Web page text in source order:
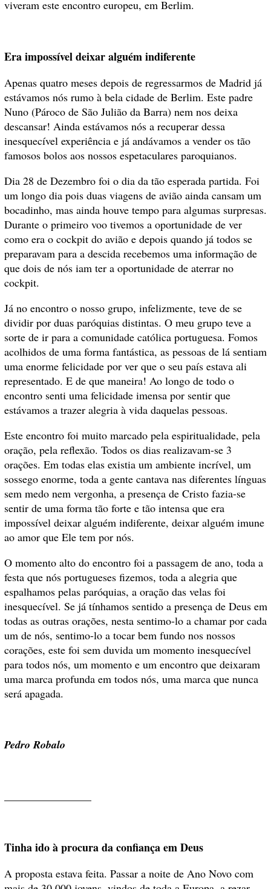
viveram este encontro europeu, em Berlim.
Era impossível deixar alguém indiferente
Apenas quatro meses depois de regressarmos de Madrid já
estávamos nós rumo à bela cidade de Berlim. Este padre
Nuno (Pároco de São Julião da Barra) nem nos deixa
descansar! Ainda estávamos nós a recuperar dessa
inesquecível experiência e já andávamos a vender os tão
famosos bolos aos nossos espetaculares paroquianos.
Dia 28 de Dezembro foi o dia da tão esperada partida. Foi
um longo dia pois duas viagens de avião ainda cansam um
bocadinho, mas ainda houve tempo para algumas surpresas.
Durante o primeiro voo tivemos a oportunidade de ver
como era o cockpit do avião e depois quando já todos se
preparavam para a descida recebemos uma informação de
que dois de nós iam ter a oportunidade de aterrar no
cockpit.
Já no encontro o nosso grupo, infelizmente, teve de se
dividir por duas paróquias distintas. O meu grupo teve a
sorte de ir para a comunidade católica portuguesa. Fomos
acolhidos de uma forma fantástica, as pessoas de lá sentiam
uma enorme felicidade por ver que o seu país estava ali
representado. E de que maneira! Ao longo de todo o
encontro senti uma felicidade imensa por sentir que
estávamos a trazer alegria à vida daquelas pessoas.
Este encontro foi muito marcado pela espiritualidade, pela
oração, pela reflexão. Todos os dias realizavam-se 3
orações. Em todas elas existia um ambiente incrível, um
sossego enorme, toda a gente cantava nas diferentes línguas
sem medo nem vergonha, a presença de Cristo fazia-se
sentir de uma forma tão forte e tão intensa que era
impossível deixar alguém indiferente, deixar alguém imune
ao amor que Ele tem por nós.
O momento alto do encontro foi a passagem de ano, toda a
festa que nós portugueses fizemos, toda a alegria que
espalhamos pelas paróquias, a oração das velas foi
inesquecível. Se já tínhamos sentido a presença de Deus em
todas as outras orações, nesta sentimo-lo a chamar por cada
um de nós, sentimo-lo a tocar bem fundo nos nossos
corações, este foi sem duvida um momento inesquecível
para todos nós, um momento e um encontro que deixaram
uma marca profunda em todos nós, uma marca que nunca
será apagada.
Pedro Robalo
Tinha ido à procura da confiança em Deus
A proposta estava feita. Passar a noite de Ano Novo com